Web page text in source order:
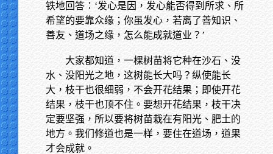
铁地回答：‘发心是因，发心能否得到所求、所
希望的要靠众缘；你虽发心，若离了善知识、
善友、道场之缘，怎么能成就道业？’
大家都知道，一棵树苗将它种在沙石、没
水、没阳光之地，这树能长大吗？纵使能长
大，枝干也很细弱，不会开花结果；即使开花
结果，枝干也顶不住。要想开花结果，枝干决
定要坚强，所以要将树苗栽在有阳光、肥土的
地方。我们修道也是一样，要住在道场，道果
才会成就。